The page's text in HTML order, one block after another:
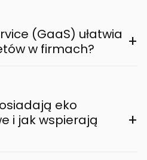
(GaaS) ułatwia
w firmach?
+
eko
i jak wspierają
+